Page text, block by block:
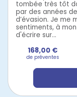
tombée très tôt
par des années
d’évasion. Je me
sentiments, à
d'écrire sur...
168,00 €
de préventes